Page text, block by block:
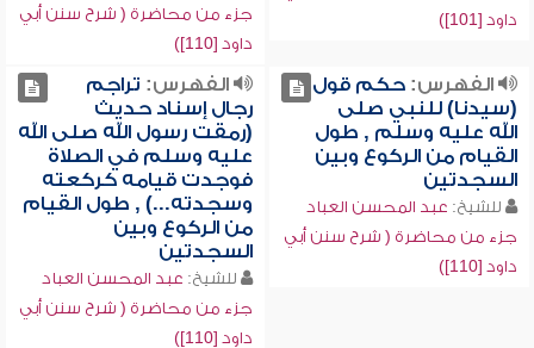
داود [101])
جزء من محاضرة ( شرح سنن أبي
داود [110])
الفهرس:حكم قول
(سيدنا) للنبي صلى
الله عليه وسلم , طول
القيام من الركوع وبين
السجدتين
للشيخ: عبد المحسن العباد
جزء من محاضرة ( شرح سنن أبي
داود [110])
الفهرس: تراجم
رجال إسناد حديث
(رمقت رسول الله صلى الله
عليه وسلم في الصلاة
فوجدت قيامه كركعته
وسجدته...) , طول القيام
من الركوع وبين
السجدتين
للشيخ: عبد المحسن العباد
جزء من محاضرة ( شرح سنن أبي
داود [110])